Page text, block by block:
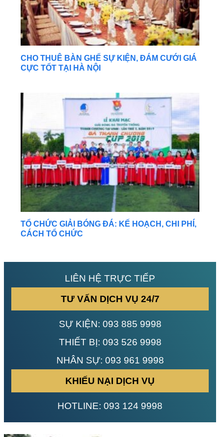
CHO THUÊ BÀN GHẾ SỰ KIỆN, ĐÁM CƯỚI GIÁ
CỰC TỐT TẠI HÀ NỘI
TỔ CHỨC GIẢI BÓNG ĐÁ: KẾ HOẠCH, CHI PHÍ,
CÁCH TỔ CHỨC
LIÊN HỆ TRỰC TIẾP
TƯ VẤN DỊCH VỤ 24/7
SỰ KIỆN: 093 885 9998
THIẾT BỊ: 093 526 9998
NHÂN SỰ: 093 961 9998
KHIẾU NẠI DỊCH VỤ
HOTLINE: 093 124 9998